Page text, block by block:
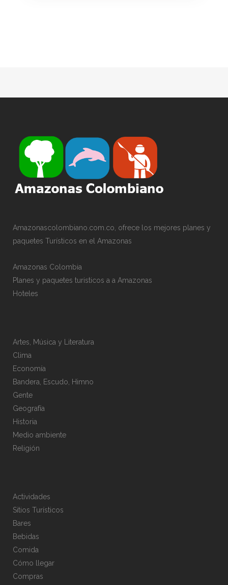
Amazonascolombiano.com.co, ofrece los mejores planes y
paquetes Turísticos en el Amazonas
Amazonas Colombia
Planes y paquetes turisticos a a Amazonas
Hoteles
Artes, Música y Literatura
Clima
Economía
Bandera, Escudo, Himno
Gente
Geografía
Historia
Medio ambiente
Religión
Actividades
Sitios Turísticos
Bares
Bebidas
Comida
Cómo llegar
Compras